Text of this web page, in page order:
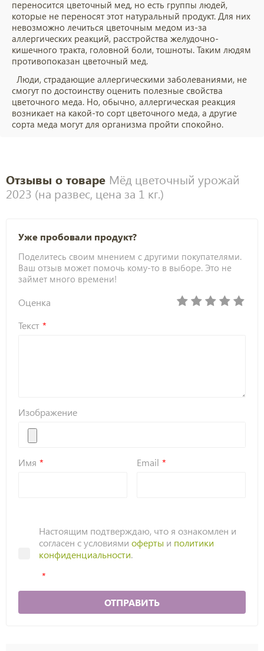
переносится цветочный мед, но есть группы людей,
которые не переносят этот натуральный продукт. Для них
невозможно лечиться цветочным медом из-за
аллергических реакций, расстройства желудочно-
кишечного тракта, головной боли, тошноты. Таким людям
противопоказан цветочный мед.
Люди, страдающие аллергическими заболеваниями, не
смогут по достоинству оценить полезные свойства
цветочного меда. Но, обычно, аллергическая реакция
возникает на какой-то сорт цветочного меда, а другие
сорта меда могут для организма пройти спокойно.
Отзывы о товаре Мёд цветочный урожай
2023 (на развес, цена за 1 кг.)
Уже пробовали продукт?
Поделитесь своим мнением с другими покупателями.
Ваш отзыв может помочь кому-то в выборе. Это не
займет много времени!
Оценка
Текст
Изображение
Имя Email
Настоящим подтверждаю, что я ознакомлен и
согласен с условиями оферты и политики
конфиденциальности.
ОТПРАВИТЬ